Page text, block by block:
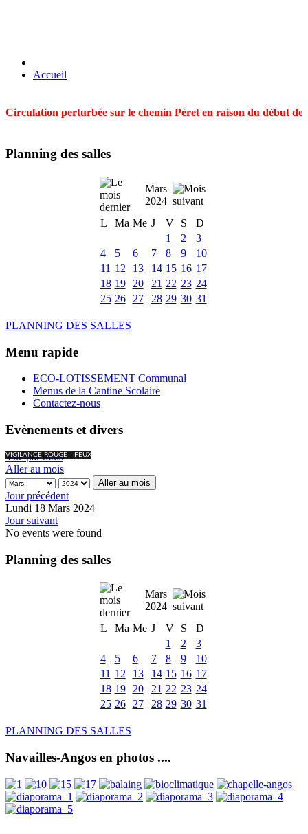
Accueil
Circulation perturbée sur le chemin Péret en raison du début
Planning des salles
Mars
2024
L
Ma Me J V S
D
1
2
3
4
5 6 7 8 9
10
11 12 13 14 15 16 17
18 19 20 21 22 23 24
25 26 27 28 29 30 31
PLANNING DES SALLES
Menu rapide
ECO-LOTISSEMENT Communal
Menus de la Cantine Scolaire
Contactez-nous
Evènements et divers
VIGILANCE ROUGE - FEUX
Vue par mois
Aller au mois
Aller au mois
Jour précédent
Lundi 18 Mars 2024
Jour suivant
No events were found
Planning des salles
Mars
2024
L
Ma Me J V S
D
1
2
3
4
5 6 7 8 9
10
11 12 13 14 15 16 17
18 19 20 21 22 23 24
25 26 27 28 29 30 31
PLANNING DES SALLES
Navailles-Angos en photos ....